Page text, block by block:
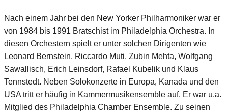
Nach einem Jahr bei den New Yorker Philharmoniker war er
von 1984 bis 1991 Bratschist im Philadelphia Orchestra. In
diesen Orchestern spielt er unter solchen Dirigenten wie
Leonard Bernstein, Riccardo Muti, Zubin Mehta, Wolfgang
Sawallisch, Erich Leinsdorf, Rafael Kubelik und Klaus
Tennstedt. Neben Solokonzerte in Europa, Kanada und den
USA tritt er häufig in Kammermusikensemble auf. Er war u.a.
Mitglied des Philadelphia Chamber Ensemble. Zu seinen